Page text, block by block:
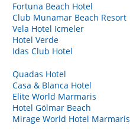
Fortuna Beach Hotel
Club Munamar Beach Resort
Vela Hotel Icmeler
Hotel Verde
Idas Club Hotel
Quadas Hotel
Casa & Blanca Hotel
Elite World Marmaris
Hotel Gölmar Beach
Mirage World Hotel Marmaris